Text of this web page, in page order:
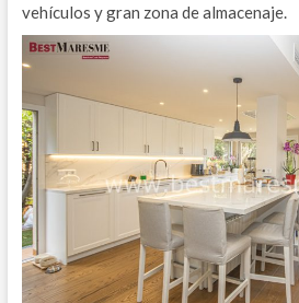
vehículos y gran zona de almacenaje.